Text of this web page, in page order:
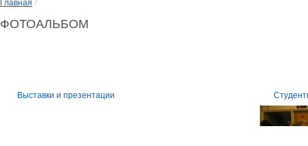
Главная /
ФОТОАЛЬБОМ
Выставки и презентации